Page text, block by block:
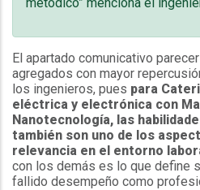
El apartado comunicativo
agregados con mayor
los ingenieros, pues para
eléctrica y electrónica con
Nanotecnología, las
también son uno de los
relevancia en el entorno
con los demás es lo que define
fallido desempeño como